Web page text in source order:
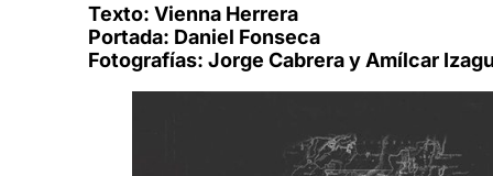
Texto: Vienna Herrera
Portada: Daniel Fonseca
Fotografías: Jorge Cabrera y Amílcar